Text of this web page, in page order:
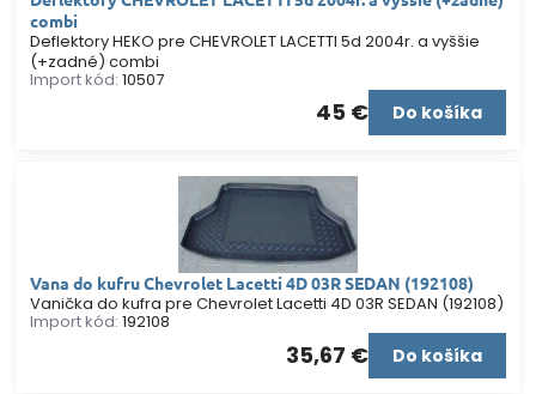
combi
Deflektory HEKO pre CHEVROLET LACETTI 5d 2004r. a vyššie
(+zadné) combi
Import kód: 10507
45 € Do košíka
Vana do kufru Chevrolet Lacetti 4D 03R SEDAN (192108)
Vanička do kufra pre Chevrolet Lacetti 4D 03R SEDAN (192108)
Import kód: 192108
35,67 € Do košíka